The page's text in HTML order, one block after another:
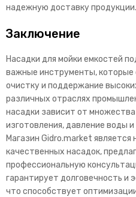
надежную доставку продукции.
Заключение
Насадки для мойки емкостей
важные инструменты,
очистку и поддержание
различных отраслях
насадки зависит от
изготовления, давление воды
Магазин Gidro.market
качественных насадок,
профессиональную
гарантирует долговечность и
что способствует